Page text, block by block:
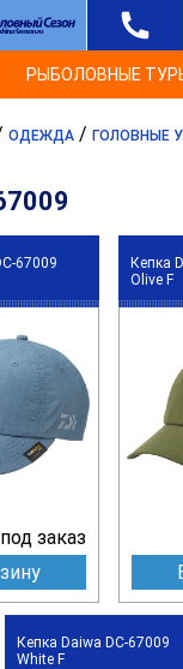
РЫБОЛОВНЫЕ
ОДЕЖДА / ГОЛОВНЫЕ
67009
под заказ
Кепка
Olive F
Кепка Daiwa DC-67009
White F